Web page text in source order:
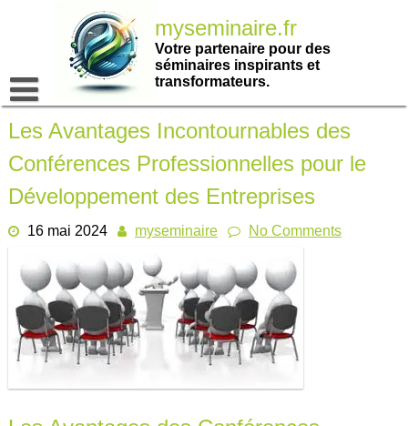
myseminaire.fr
Votre partenaire pour des
séminaires inspirants et
transformateurs.
Les Avantages Incontournables des
Conférences Professionnelles pour le
Développement des Entreprises
16 mai 2024 myseminaire No Comments